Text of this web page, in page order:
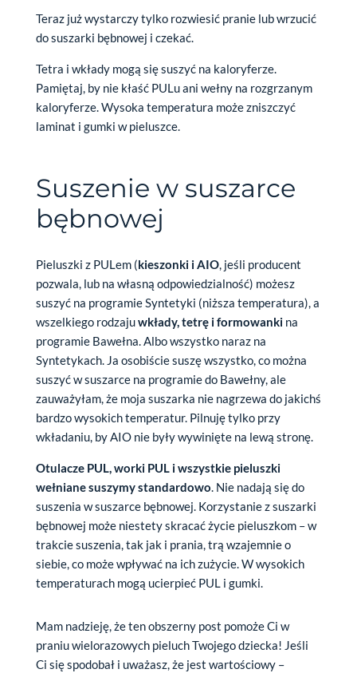
Teraz już wystarczy tylko rozwiesić pranie lub wrzucić
do suszarki bębnowej i czekać.
Tetra i wkłady mogą się suszyć na kaloryferze.
Pamiętaj, by nie kłaść PULu ani wełny na rozgrzanym
kaloryferze. Wysoka temperatura może zniszczyć
laminat i gumki w pieluszce.
Suszenie w suszarce
bębnowej
Pieluszki z PULem (kieszonki i AIO, jeśli producent
pozwala, lub na własną odpowiedzialność) możesz
suszyć na programie Syntetyki (niższa temperatura), a
wszelkiego rodzajuwkłady, tetrę i formowankina
programie Bawełna. Albo wszystko naraz na
Syntetykach. Ja osobiście suszę wszystko, co można
suszyć w suszarce na programie do Bawełny, ale
zauważyłam, że moja suszarka nie nagrzewa do jakichś
bardzo wysokich temperatur. Pilnuję tylko przy
wkładaniu, by AIO nie były wywinięte na lewą stronę.
Otulacze PUL, worki PUL i wszystkie pieluszki
wełniane suszymy standardowo. Nie nadają się do
suszenia w suszarce bębnowej. Korzystanie z suszarki
bębnowej może niestety skracać życie pieluszkom – w
trakcie suszenia, tak jak i prania, trą wzajemnie o
siebie, co może wpływać na ich zużycie. W wysokich
temperaturach mogą ucierpieć PUL i gumki.
Mam nadzieję, że ten obszerny post pomoże Ci w
praniu wielorazowych pieluch Twojego dziecka! Jeśli
Ci się spodobał i uważasz, że jest wartościowy –